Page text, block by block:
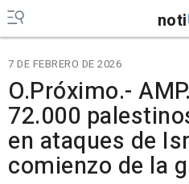
noti
7 DE FEBRERO DE 2026
O.Próximo.-
72.000
en ataques de
comienzo de la